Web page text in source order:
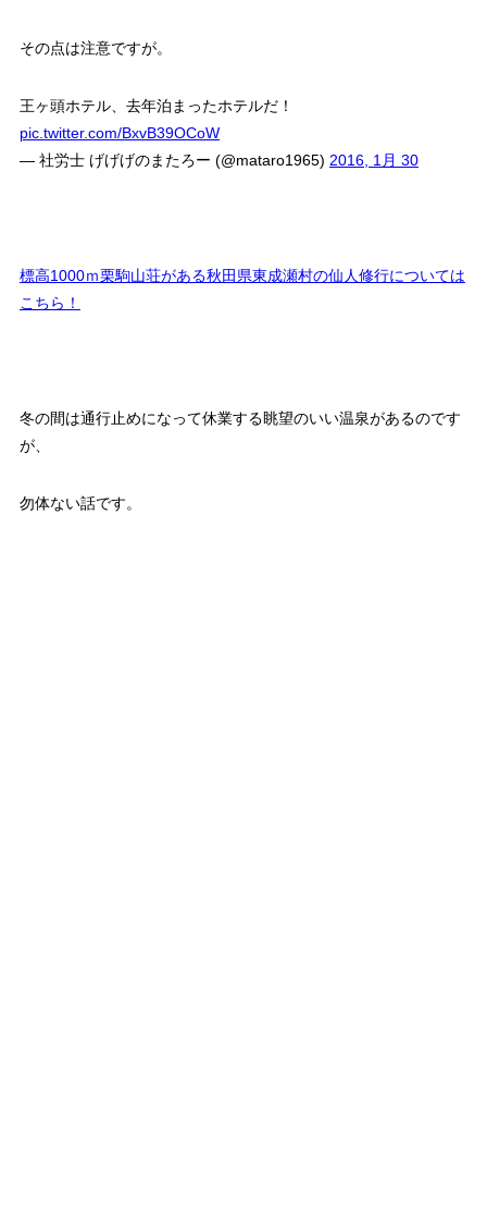
その点は注意ですが。
王ヶ頭ホテル、去年泊まったホテルだ！
pic.twitter.com/BxvB39OCoW
— 社労士 げげげのまたろー (@mataro1965) 2016, 1月 30
標高1000ｍ栗駒山荘がある秋田県東成瀬村の仙人修行については
こちら！
冬の間は通行止めになって休業する眺望のいい温泉があるのです
が、
勿体ない話です。